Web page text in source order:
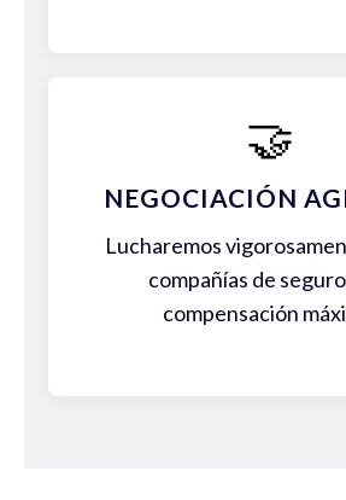
🤝
NEGOCIACIÓN
Lucharemos
compañías de
compensación